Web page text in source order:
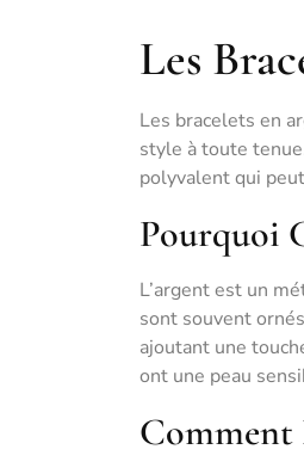
Les
Les bracelets en
style à toute
polyvalent qui
Pourquoi
L’argent est un
sont souvent
ajoutant une
ont une peau
Comment